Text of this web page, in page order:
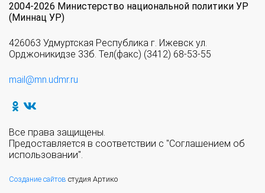
2004-2026 Министерство национальной политики УР
(Миннац УР)
426063 Удмуртская Республика г. Ижевск ул.
Орджоникидзе 33б. Тел(факс) (3412) 68-53-55
mail@mn.udmr.ru
Все права защищены.
Предоставляется в соответствии с "Соглашением об
использовании".
Создание сайтов студия Артико